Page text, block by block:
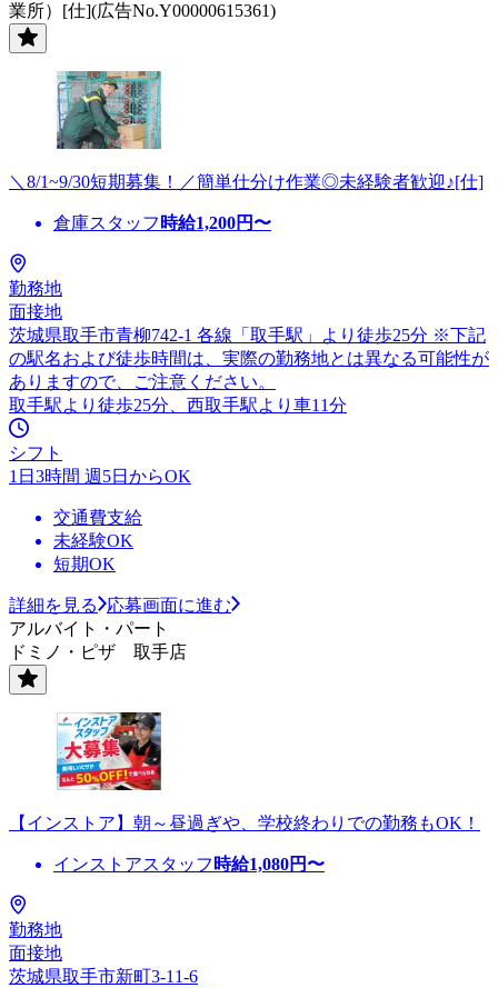
業所）[仕](広告No.Y00000615361)
＼8/1~9/30短期募集！／簡単仕分け作業◎未経験者歓迎♪[仕]
倉庫スタッフ 時給1,200円〜
勤務地
面接地
茨城県取手市青柳742-1 各線「取手駅」より徒歩25分 ※下記
の駅名および徒歩時間は、実際の勤務地とは異なる可能性が
ありますので、ご注意ください。
取手駅より徒歩25分、西取手駅より車11分
シフト
1日3時間 週5日からOK
交通費支給
未経験OK
短期OK
詳細を見る
応募画面に進む
アルバイト・パート
ドミノ・ピザ 取手店
【インストア】朝～昼過ぎや、学校終わりでの勤務もOK！
インストアスタッフ 時給1,080円〜
勤務地
面接地
茨城県取手市新町3-11-6